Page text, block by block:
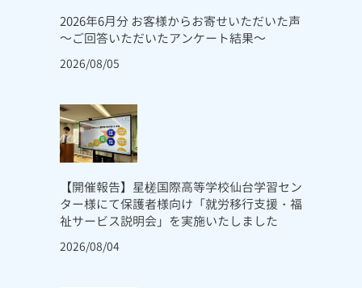
2026年6月分 お客様からお寄せいただいた声
～ご回答いただいたアンケート結果～
2026/08/05
【開催報告】星槎国際高等学校仙台学習セン
ター様にて保護者様向け「就労移行支援・福
祉サービス説明会」を実施いたしました
2026/08/04